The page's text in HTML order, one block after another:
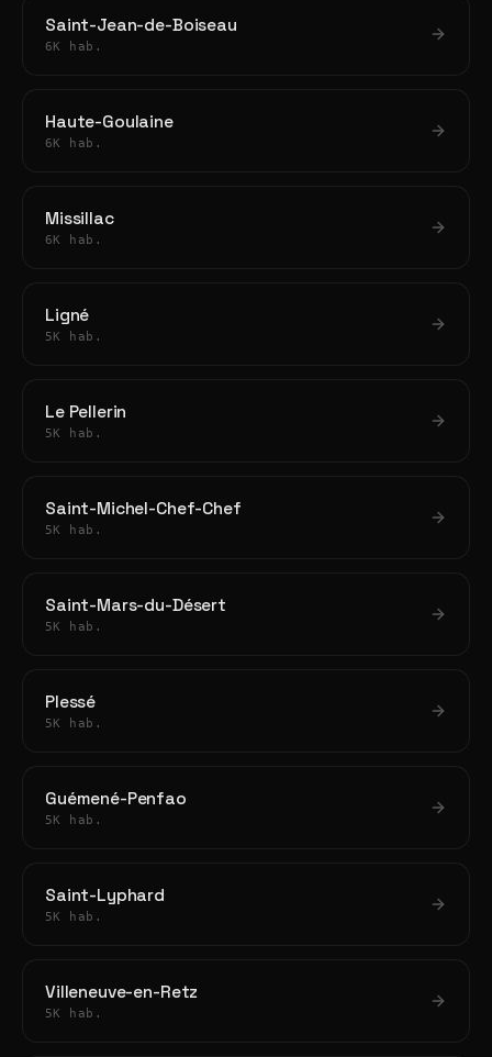
Saint-Jean-de-Boiseau
6K hab.
Haute-Goulaine
6K hab.
Missillac
6K hab.
Ligné
5K hab.
Le Pellerin
5K hab.
Saint-Michel-Chef-Chef
5K hab.
Saint-Mars-du-Désert
5K hab.
Plessé
5K hab.
Guémené-Penfao
5K hab.
Saint-Lyphard
5K hab.
Villeneuve-en-Retz
5K hab.